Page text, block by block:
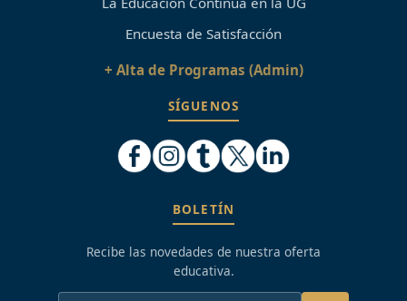
Encuesta de Satisfacción
+ Alta de Programas (Admin)
SÍGUENOS
BOLETÍN
Recibe las novedades de nuestra oferta
educativa.